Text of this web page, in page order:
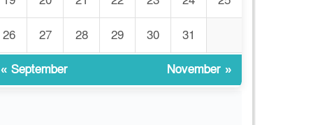
৮
জুলাই আন্দোলন ছিল
সম্মিলিত, লক্ষ্য হওয়া উচিত
ঐক্য ও রাষ্ট্রগঠন
৯
ভোরে ঝিনাইদহ সীমান্তে
জটলা দেখে বিএসএফের
26 27 28 29 30 31
« September November »